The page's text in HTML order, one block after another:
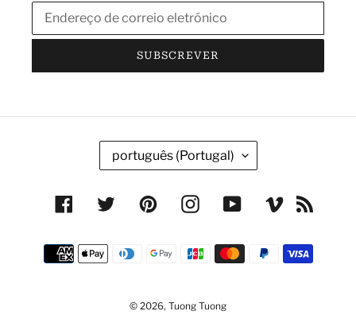
SUBSCREVER
D
O
A
português (Portugal)
FacebookTwitterPinterestInstagramYouTubeVimeo
Métodos
de
© 2026, Tuong Tuong